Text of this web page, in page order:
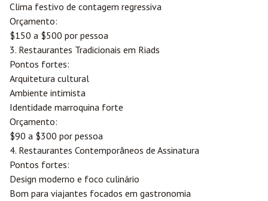
Clima festivo de contagem regressiva
Orçamento:
$150 a $500 por pessoa
3. Restaurantes Tradicionais em Riads
Pontos fortes:
Arquitetura cultural
Ambiente intimista
Identidade marroquina forte
Orçamento:
$90 a $300 por pessoa
4. Restaurantes Contemporâneos de Assinatura
Pontos fortes:
Design moderno e foco culinário
Bom para viajantes focados em gastronomia